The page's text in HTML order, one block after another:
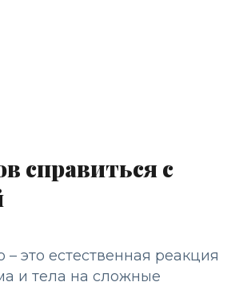
справиться с
– это естественная реакция
и тела на сложные